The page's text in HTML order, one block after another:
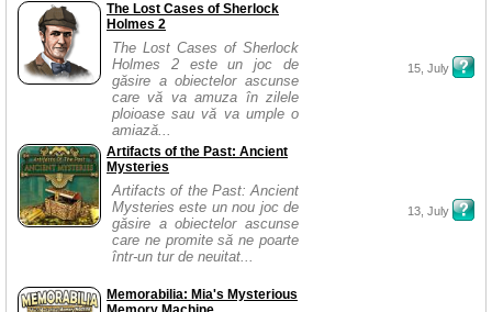
The Lost Cases of Sherlock
Holmes 2
The Lost Cases of Sherlock
Holmes 2 este un joc de
găsire a obiectelor ascunse
care vă va amuza în zilele
ploioase sau vă va umple o
amiază...
15, July
Artifacts of the Past: Ancient
Mysteries
Artifacts of the Past: Ancient
Mysteries este un nou joc de
găsire a obiectelor ascunse
care ne promite să ne poarte
într-un tur de neuitat...
13, July
Memorabilia: Mia's Mysterious